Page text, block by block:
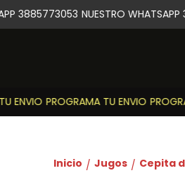
ENVIO PROGRAMA TU ENVIO
3885773053 NUESTRO WHATSAPP
Inicio / Jugos / Cepita